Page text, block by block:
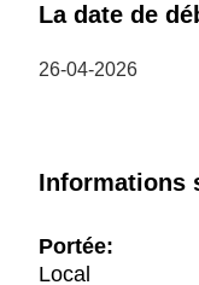
La date de
26-04-2026
Informations
Portée:
Local